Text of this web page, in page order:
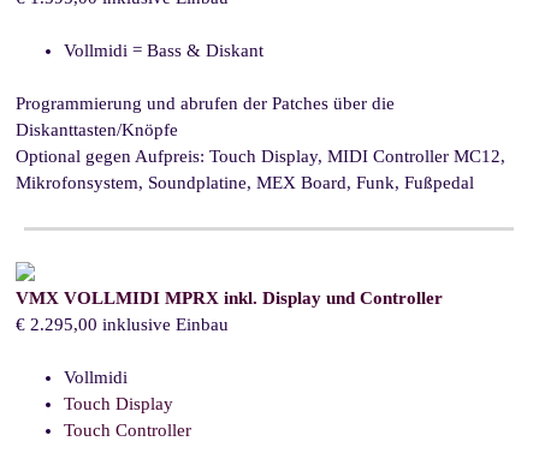
Vollmidi = Bass & Diskant
Programmierung und abrufen der Patches über die
Diskanttasten/Knöpfe
Optional gegen Aufpreis: Touch Display, MIDI Controller MC12,
Mikrofonsystem, Soundplatine, MEX Board, Funk, Fußpedal
VMX VOLLMIDI MPRX inkl. Display und Controller
€ 2.295,00 inklusive Einbau
Vollmidi
Touch Display
Touch Controller